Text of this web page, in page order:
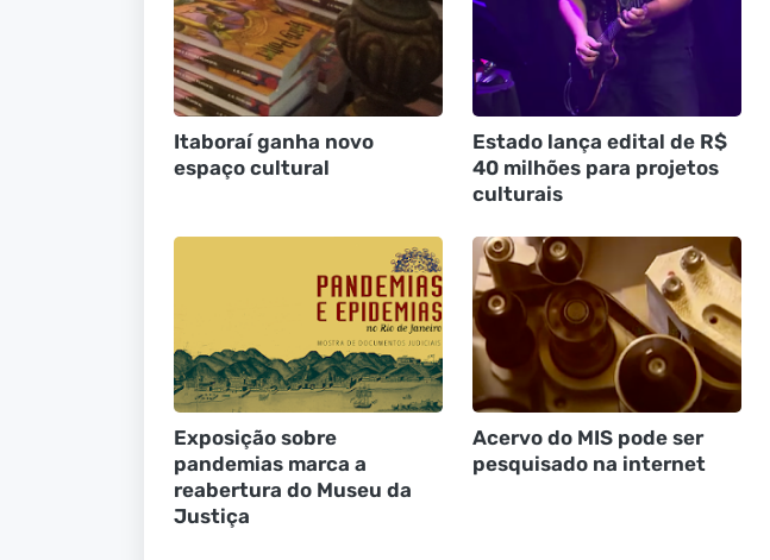
Itaboraí ganha novo
espaço cultural
Estado lança edital de R$
40 milhões para projetos
culturais
Exposição sobre
pandemias marca a
reabertura do Museu da
Justiça
Acervo do MIS pode ser
pesquisado na internet